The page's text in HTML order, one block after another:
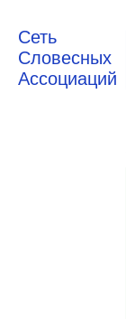
Сеть
Словесных
Ассоциаций